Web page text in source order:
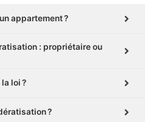
appartement ?
: propriétaire ou
loi ?
?